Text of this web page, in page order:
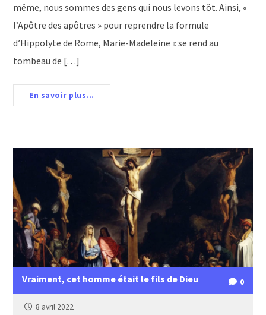
même, nous sommes des gens qui nous levons tôt. Ainsi, «
l’Apôtre des apôtres » pour reprendre la formule
d’Hippolyte de Rome, Marie-Madeleine « se rend au
tombeau de […]
En savoir plus...
Vraiment, cet homme était le fils de Dieu 0
8 avril 2022